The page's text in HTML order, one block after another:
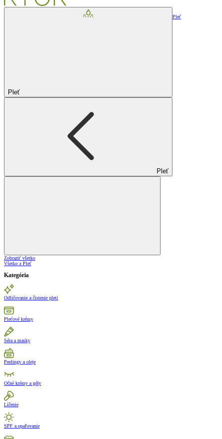
Pleť
Pleť
Pleť
Zobraziť všetko
Všetko z Pleť
Kategória
Odličovanie a čistenie pleti
Pleťové krémy
Séra a masky
Peelingy a oleje
Očné krémy a gély
Líčenie
SPF a opaľovanie